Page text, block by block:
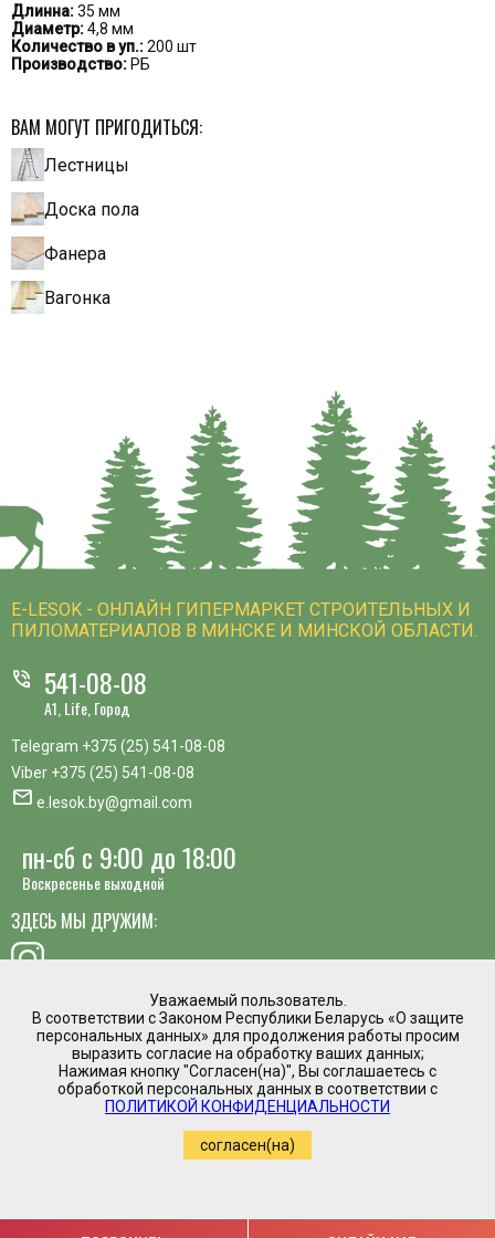
Уважаемый пользователь.
В соответствии с Законом Республики Беларусь «О защите
персональных данных» для продолжения работы просим
выразить согласие на обработку ваших данных;
Нажимая кнопку "Согласен(на)", Вы соглашаетесь с
обработкой персональных данных в соответствии с
ПОЛИТИКОЙ КОНФИДЕНЦИАЛЬНОСТИ
согласен(на)
Длинна:35 мм
Диаметр:4,8 мм
Количество в уп.:200 шт
Производство: РБ
ВАМ МОГУТ ПРИГОДИТЬСЯ:
Лестницы
Доска пола
Фанера
Вагонка
E-LESOK - ОНЛАЙН ГИПЕРМАРКЕТ СТРОИТЕЛЬНЫХ И
ПИЛОМАТЕРИАЛОВ В МИНСКЕ И МИНСКОЙ ОБЛАСТИ.
phone_in_talk 541-08-08
A1, Life, Город
Telegram +375 (25) 541-08-08
Viber +375 (25) 541-08-08
mail e.lesok.by@gmail.com
пн-сб с 9:00 до 18:00
Воскресенье выходной
ЗДЕСЬ МЫ ДРУЖИМ:
хотите предложить идею, похвалить сотрудника или
пожаловаться?
Написать директору
Интернет магазин временно приостановил